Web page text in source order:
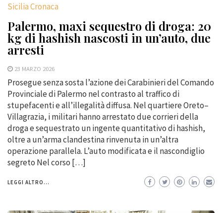
Sicilia Cronaca
Palermo, maxi sequestro di droga: 20
kg di hashish nascosti in un’auto, due
arresti
23 MARZO 2026
Prosegue senza sosta l’azione dei Carabinieri del Comando
Provinciale di Palermo nel contrasto al traffico di
stupefacenti e all’illegalità diffusa. Nel quartiere Oreto–
Villagrazia, i militari hanno arrestato due corrieri della
droga e sequestrato un ingente quantitativo di hashish,
oltre a un’arma clandestina rinvenuta in un’altra
operazione parallela. L’auto modificata e il nascondiglio
segreto Nel corso […]
LEGGI ALTRO...